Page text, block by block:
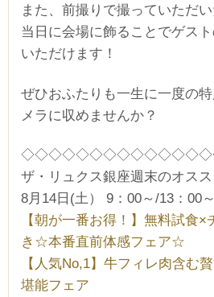
また、前撮りで撮っていただ
当日に会場に飾ることでゲス
いただけます！
ぜひおふたりも一生に一度の
メラに収めませんか？
ザ・リュクス銀座週末のオスス
8月14日(土） 9：00～/13：00
【朝が一番お得！】無料試食
き☆本番直前体感フェア☆
【人気No,1】牛フィレ肉含む
堪能フェア